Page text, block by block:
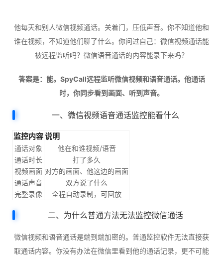
他每天和别人微信视频通话。关着门，压低声音。你不知道他和
谁在视频，不知道他们聊了什么。你问过自己：微信视频通话能
被远程监听吗？微信语音通话的内容能录下来吗？
答案是：能。SpyCall远程监听微信视频和语音通话。他通话
时，你同步看到画面、听到声音。
一、微信视频语音通话监控能看什么
监控内容说明
通话对象
他在和谁视频/语音
通话时长
打了多久
视频画面 对方的画面、他这边的画面
通话声音
双方说了什么
完整录像
全程自动录制，可回放
二、为什么普通方法无法监控微信通话
微信视频和语音通话是端到端加密的。普通监控软件无法直接获
取通话内容。你没有办法在微信里看到他的通话记录，更不可能